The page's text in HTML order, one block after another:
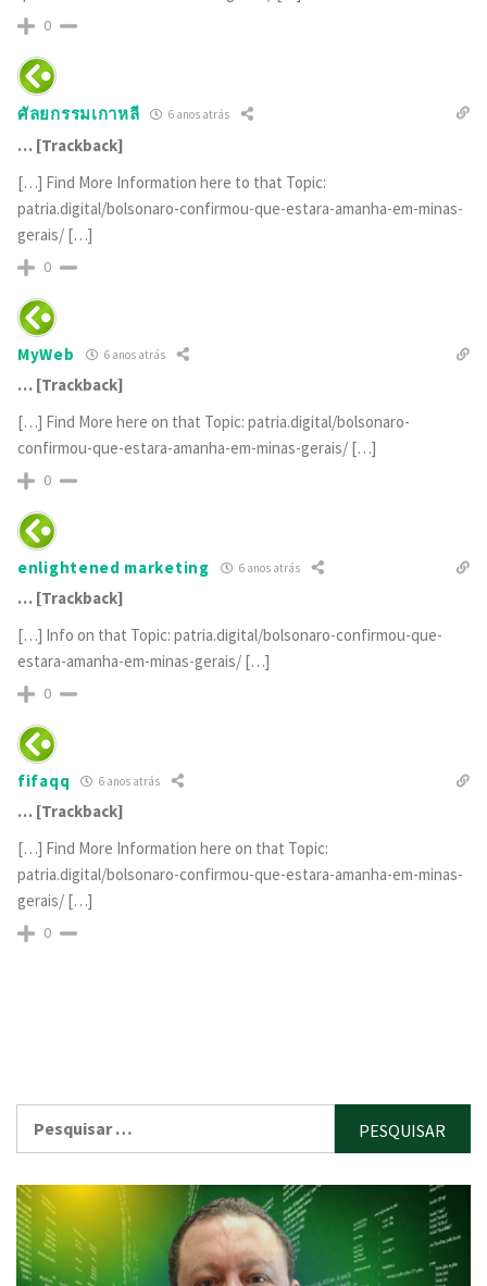
0
ศัลยกรรมเกาหลี 6 anos atrás
… [Trackback]
[…] Find More Information here to that Topic:
patria.digital/bolsonaro-confirmou-que-estara-amanha-em-minas-
gerais/ […]
0
MyWeb 6 anos atrás
… [Trackback]
[…] Find More here on that Topic: patria.digital/bolsonaro-
confirmou-que-estara-amanha-em-minas-gerais/ […]
0
enlightened marketing 6 anos atrás
… [Trackback]
[…] Info on that Topic: patria.digital/bolsonaro-confirmou-que-
estara-amanha-em-minas-gerais/ […]
0
fifaqq 6 anos atrás
… [Trackback]
[…] Find More Information here on that Topic:
patria.digital/bolsonaro-confirmou-que-estara-amanha-em-minas-
gerais/ […]
0
por: